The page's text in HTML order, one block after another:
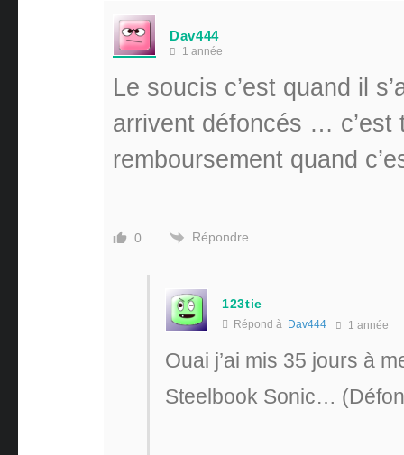
Dav444
1 année
Le soucis c’est quand il
arrivent défoncés … c’est
remboursement quand
0 Répondre
123tie
Répond à Dav444 1 année
Ouai j’ai mis 35 jours à
Steelbook Sonic…